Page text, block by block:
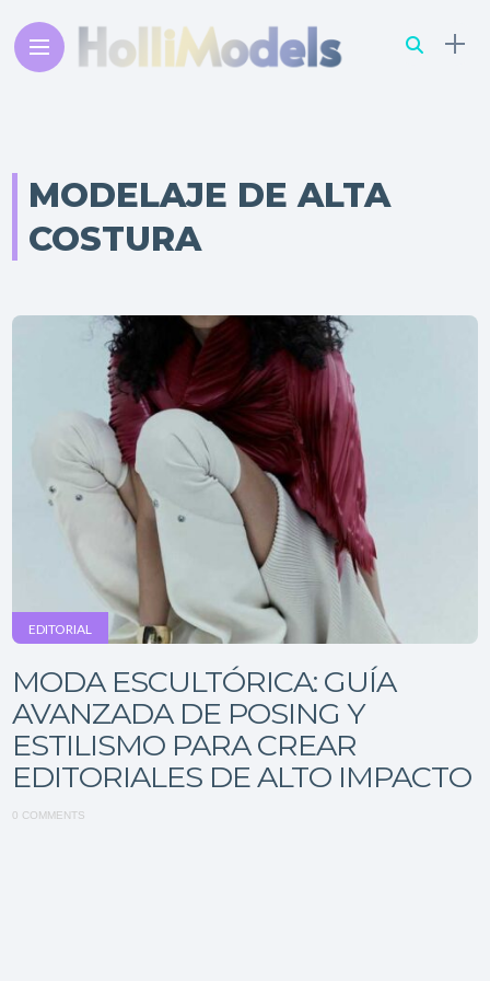
MODELAJE DE ALTA
COSTURA
EDITORIAL
MODA ESCULTÓRICA: GUÍA
AVANZADA DE POSING Y
ESTILISMO PARA CREAR
EDITORIALES DE ALTO IMPACTO
0 COMMENTS